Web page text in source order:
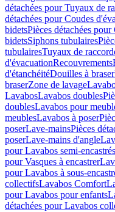
détachées pour Tuyaux de
détachées pour Coudes
bidetsPièces détachées
bidetsSiphons tubulaires
tubulairesTuyaux de
d'évacuationRecouvrements
d'étanchéitéDouilles à braser
braserZone de lavage
LavabosLavabos doubles
doublesLavabos pour
meublesLavabos à poser
poserLave-mainsPièces
poserLave-mains d'angle
pour Lavabos semi-encastrés
pour Vasques à encastrer
pour Lavabos à sous-
collectifsLavabos Comfort
pour Lavabos pour enfants
détachées pour Lavabos